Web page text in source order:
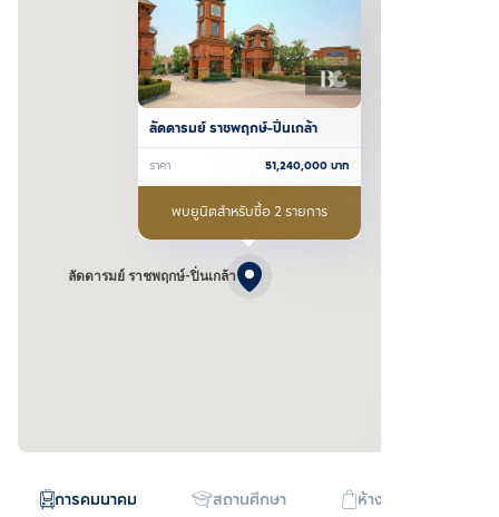
ลัดดารมย์ ราชพฤกษ์-ปิ่นเกล้า
ลัดดารมย์ ราชพฤกษ์-ปิ่นเกล้า
ราคา 51,240,000บาท
พบยูนิตสำหรับซื้อ 2 รายการ
การคมนาคม สถานศึกษา ห้างสรรพสินค้า